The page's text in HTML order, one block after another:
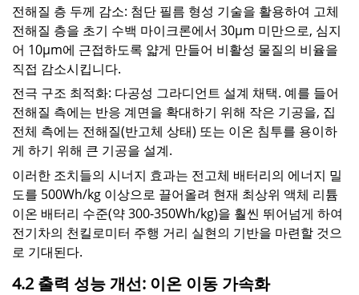
전해질 층 두께 감소: 첨단 필름 형성 기술을 활용하여 고체
전해질 층을 초기 수백 마이크론에서 30μm 미만으로, 심지
어 10μm에 근접하도록 얇게 만들어 비활성 물질의 비율을
직접 감소시킵니다.
전극 구조 최적화: 다공성 그라디언트 설계 채택. 예를 들어
전해질 측에는 반응 계면을 확대하기 위해 작은 기공을, 집
전체 측에는 전해질(반고체 상태) 또는 이온 침투를 용이하
게 하기 위해 큰 기공을 설계.
이러한 조치들의 시너지 효과는 전고체 배터리의 에너지 밀
도를 500Wh/kg 이상으로 끌어올려 현재 최상위 액체 리튬
이온 배터리 수준(약 300-350Wh/kg)을 훨씬 뛰어넘게 하여
전기차의 천킬로미터 주행 거리 실현의 기반을 마련할 것으
로 기대된다.
4.2 출력 성능 개선: 이온 이동 가속화